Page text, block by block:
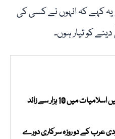
یہ کہے کہ انہوں نے کسی کی
کو تیار ہوں۔
پشاور بورڈ: میٹرک امتحانات میں اسلامیات میں 10 ہزار سے زائد
عرب کے دو روزہ سرکاری دورے